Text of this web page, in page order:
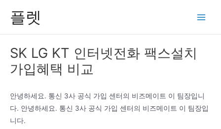
플렛
SK LG KT 인터넷전화 팩스설치
가입혜택 비교
안녕하세요. 통신 3사 공식 가입 센터의 비즈메이트 이 팀장입니
다. 안녕하세요. 통신 3사 공식 가입 센터의 비즈메이트 이 팀장입
니다.